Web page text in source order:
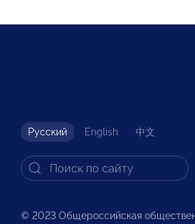
Русский English 中文
© 2023 Общероссийская